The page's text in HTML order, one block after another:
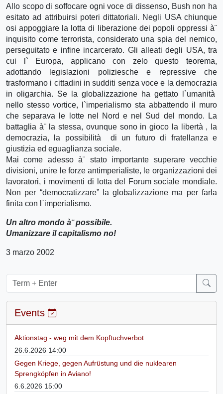
Allo scopo di soffocare ogni voce di dissenso, Bush non ha
esitato ad attribuirsi poteri dittatoriali. Negli USA chiunque
osi appoggiare la lotta di liberazione dei popoli oppressi à¨
inquisito come terrorista, considerato una spia del nemico,
perseguitato e infine incarcerato. Gli alleati degli USA, tra
cui l` Europa, applicano con zelo questo teorema,
adottando legislazioni poliziesche e repressive che
trasformano i cittadini in sudditi senza voce e la democrazia
in oligarchia. Se la globalizzazione ha gettato l`umanità
nello stesso vortice, l`imperialismo sta abbattendo il muro
che separava le lotte nel Nord e nel Sud del mondo. La
battaglia à¨ la stessa, ovunque sono in gioco la libertà , la
democrazia, la possibilità di un futuro di fratellanza e
giustizia ed eguaglianza sociale.
Mai come adesso à¨ stato importante superare vecchie
divisioni, unire le forze antimperialiste, le organizzazioni dei
lavoratori, i movimenti di lotta del Forum sociale mondiale.
Non per “democratizzare” la globalizzazione ma per farla
finita con l`imperialismo.
Un altro mondo à¨ possibile.
Umanizzare il capitalismo no!
3 marzo 2002
Events
Aktionstag - weg mit dem Kopftuchverbot
26.6.2026 14:00
Gegen Kriege, gegen Aufrüstung und die nuklearen
Sprengköpfen in Aviano!
6.6.2026 15:00